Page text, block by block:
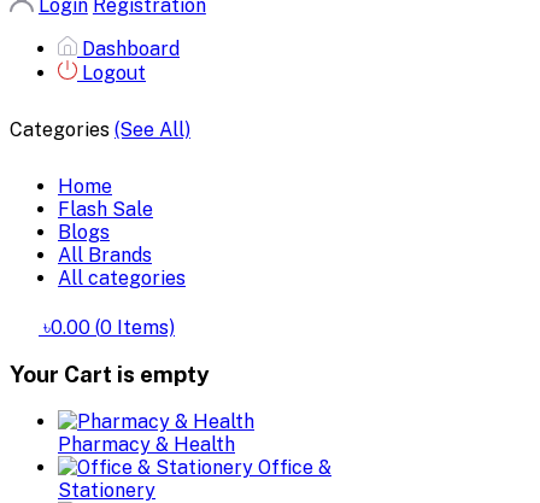
Login Registration
Dashboard
Logout
Categories (See All)
Home
Flash Sale
Blogs
All Brands
All categories
৳0.00 (0 Items)
Your Cart is empty
Pharmacy & Health
Office &
Stationery